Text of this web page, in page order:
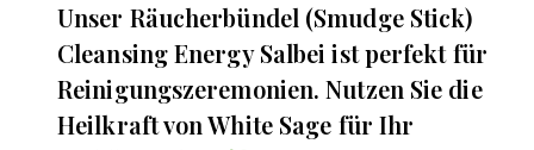
Unser Räucherbündel (Smudge Stick)
Cleansing Energy Salbei ist perfekt für
Reinigungszeremonien. Nutzen Sie die
Heilkraft von White Sage für Ihr